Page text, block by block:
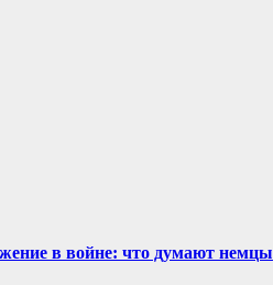
в войне: что думают немцы